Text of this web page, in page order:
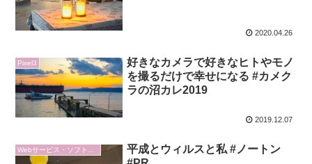
2020.04.26
Pixel3
好きなカメラで好きなヒトやモノ
を撮るだけで幸せになる #カメク
ラの沼カレ2019
2019.12.07
平成とウィルスと私 #ノートン